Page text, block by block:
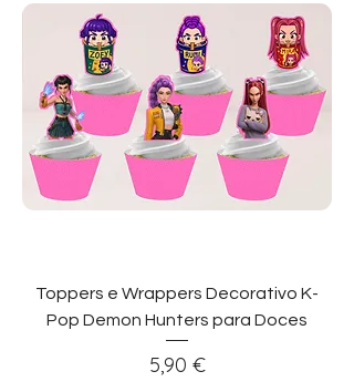
Toppers e Wrappers Decorativo K-
Pop Demon Hunters para Doces
Preço
5,90 €